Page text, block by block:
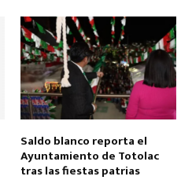
Saldo blanco reporta el
Ayuntamiento de Totolac
tras las fiestas patrias